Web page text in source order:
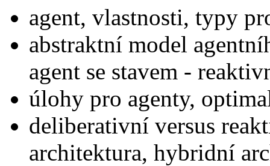
agent, vlastnosti, typy
abstraktní model
agent se stavem -
úlohy pro agenty,
deliberativní versus
architektura, hybridní